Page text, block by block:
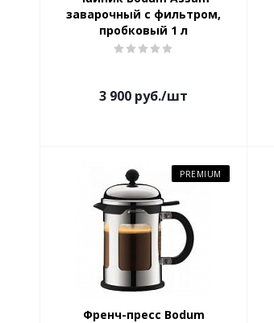
заварочный с фильтром,
пробковый 1 л
3 900 руб./шт
PREMIUM
Френч-пресс Bodum